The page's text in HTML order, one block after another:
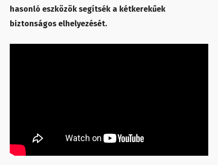
hasonló eszközök segítsék a kétkerekűek
biztonságos elhelyezését.